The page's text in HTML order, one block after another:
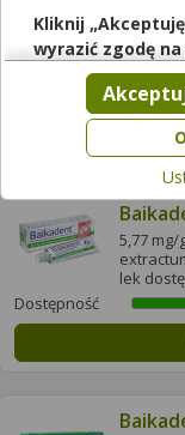
60 tabl.
5,77
lek
Dostępność
Kliknij
wyrazić zgodę
partnerów
Pamiętaj, że
zgodę możesz w
zgodę na
celach. Jeżeli
przeprowadzić
dokonać za
Więcej informacji
zewnętrznych w
Serwisu.